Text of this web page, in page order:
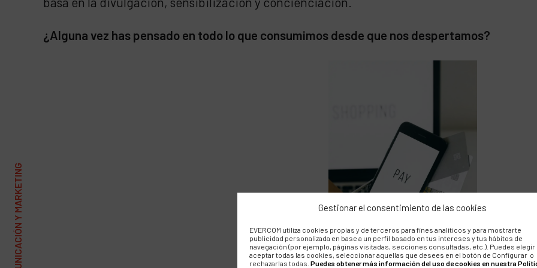
Gestionar el consentimiento de las cookies
EVERCOM utiliza cookies propias y de terceros para fines analíticos y para mostrarte
publicidad personalizada en base a un perfil basado en tus intereses y tus hábitos de
navegación (por ejemplo, páginas visitadas, secciones consultadas, etc.). Puedes elegir
aceptar todas las cookies, seleccionar aquellas que desees en el botón de Configurar o
rechazarlas todas. Puedes obtener más información del uso de cookies en nuestra
¿Alguna vez has pensado en todo lo que consumimos desde que nos despertamos?